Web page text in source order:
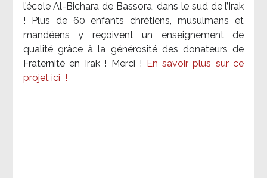
l’école Al-Bichara de Bassora, dans le sud de l’Irak
! Plus de 60 enfants chrétiens, musulmans et
mandéens y reçoivent un enseignement de
qualité grâce à la générosité des donateurs de
Fraternité en Irak ! Merci ! En savoir plus sur ce
projet ici !